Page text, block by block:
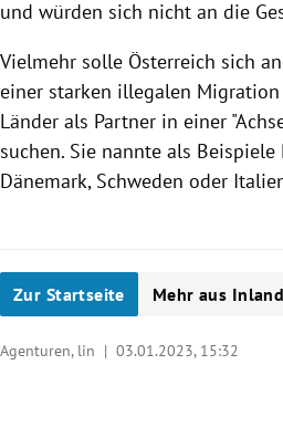
und würden sich nicht an die
Vielmehr solle Österreich sich
einer starken illegalen
Länder als Partner in einer
suchen. Sie nannte als Beispiele
Dänemark, Schweden oder
Zur Startseite Mehr aus Inland
Agenturen, lin | 03.01.2023, 15:32